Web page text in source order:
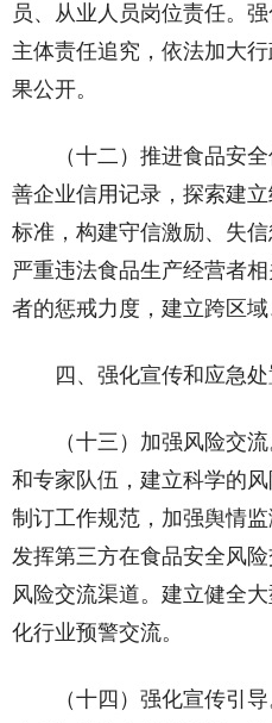
员、从业人员岗位责任。
主体责任追究，依法加大
果公开。
（十二）推进食品安
善企业信用记录，探索建
标准，构建守信激励、失
严重违法食品生产经营者
者的惩戒力度，建立跨区域
四、强化宣传和应急
（十三）加强风险交
和专家队伍，建立科学的
制订工作规范，加强舆情
发挥第三方在食品安全风
风险交流渠道。建立健全
化行业预警交流。
（十四）强化宣传引